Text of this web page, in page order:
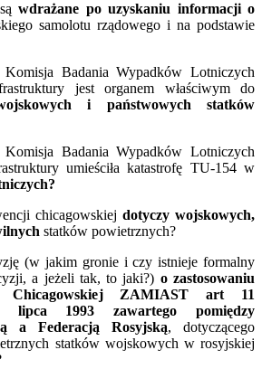
wdrażane po uzyskaniu informacji o
samolotu rządowego i na podstawie
Badania Wypadków Lotniczych
jest organem właściwym do
i państwowych statków
Badania Wypadków Lotniczych
umieściła katastrofę TU-154 w
chicagowskiej dotyczy wojskowych,
statków powietrznych?
(w jakim gronie i czy istnieje formalny
a jeżeli tak, to jaki?) o zastosowaniu
ZAMIAST art 11
lipca 1993
zawartego pomiędzy
a Federacją Rosyjską, dotyczącego
statków wojskowych w rosyjskiej